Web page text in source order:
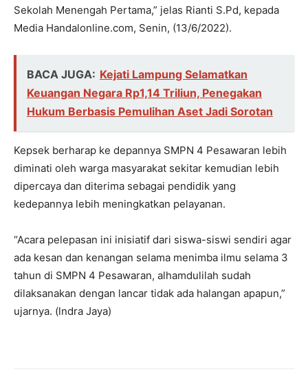
Sekolah Menengah Pertama,” jelas Rianti S.Pd, kepada
Media Handalonline.com, Senin, (13/6/2022).
BACA JUGA: Kejati Lampung Selamatkan
Keuangan Negara Rp1,14 Triliun, Penegakan
Hukum Berbasis Pemulihan Aset Jadi Sorotan
Kepsek berharap ke depannya SMPN 4 Pesawaran lebih
diminati oleh warga masyarakat sekitar kemudian lebih
dipercaya dan diterima sebagai pendidik yang
kedepannya lebih meningkatkan pelayanan.
“Acara pelepasan ini inisiatif dari siswa-siswi sendiri agar
ada kesan dan kenangan selama menimba ilmu selama 3
tahun di SMPN 4 Pesawaran, alhamdulilah sudah
dilaksanakan dengan lancar tidak ada halangan apapun,”
ujarnya. (lndra Jaya)